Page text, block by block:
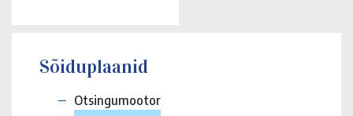
Sõiduplaanid
Otsingumootor